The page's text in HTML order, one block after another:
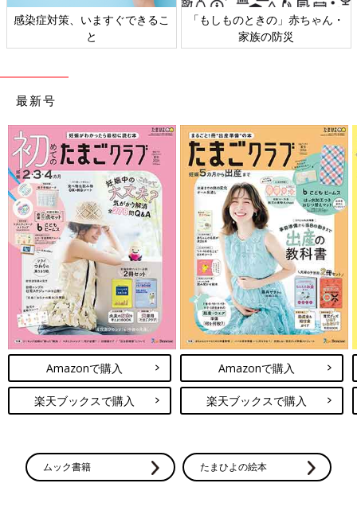
感染症対策、いますぐできるこ
と
「もしものときの」赤ちゃん・
家族の防災
最新号
Amazonで購入
楽天ブックスで購入
Amazonで購入
楽天ブックスで購入
ムック書籍 たまひよの絵本